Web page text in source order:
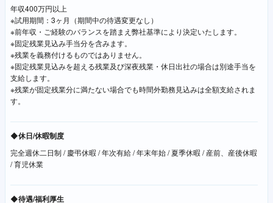
年収400万円以上
※試用期間：3ヶ月（期間中の待遇変更なし）
※前年収・ご経験のバランスを踏まえ弊社基準により決定いたします。
※固定残業見込み手当分を含みます。
※残業を義務付けるものではありません。
※固定残業見込みを超える残業及び深夜残業・休日出社の場合は別途手当を
支給します。
※残業が固定残業分に満たない場合でも時間外勤務見込みは全額支給されま
す。
◆休日/休暇制度
完全週休二日制 / 慶弔休暇 / 年次有給 / 年末年始 / 夏季休暇 / 産前、産後休暇
/ 育児休業
◆待遇/福利厚生